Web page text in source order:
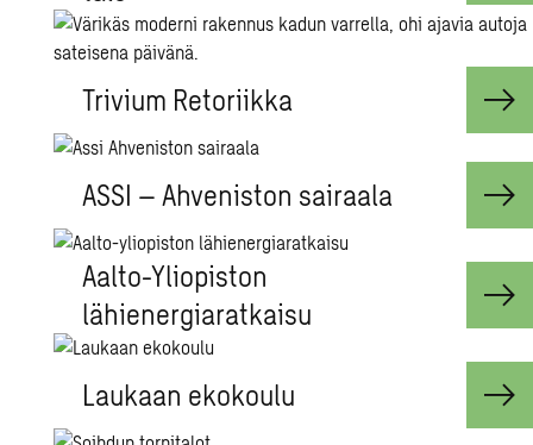
Trivium Retoriikka
ASSI – Ahveniston sairaala
Aalto-Yliopiston
lähienergiaratkaisu
Laukaan ekokoulu